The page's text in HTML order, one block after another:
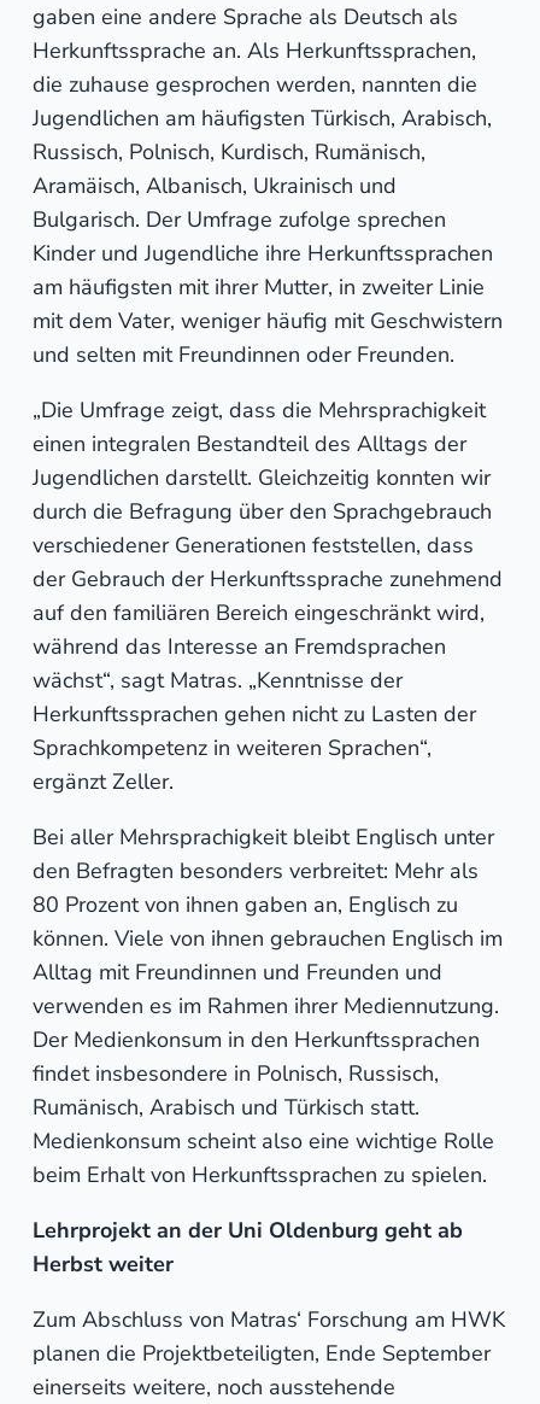
gaben eine andere Sprache als Deutsch als
Herkunftssprache an. Als Herkunftssprachen,
die zuhause gesprochen werden, nannten die
Jugendlichen am häufigsten Türkisch, Arabisch,
Russisch, Polnisch, Kurdisch, Rumänisch,
Aramäisch, Albanisch, Ukrainisch und
Bulgarisch. Der Umfrage zufolge sprechen
Kinder und Jugendliche ihre Herkunftssprachen
am häufigsten mit ihrer Mutter, in zweiter Linie
mit dem Vater, weniger häufig mit Geschwistern
und selten mit Freundinnen oder Freunden.
„Die Umfrage zeigt, dass die Mehrsprachigkeit
einen integralen Bestandteil des Alltags der
Jugendlichen darstellt. Gleichzeitig konnten wir
durch die Befragung über den Sprachgebrauch
verschiedener Generationen feststellen, dass
der Gebrauch der Herkunftssprache zunehmend
auf den familiären Bereich eingeschränkt wird,
während das Interesse an Fremdsprachen
wächst“, sagt Matras. „Kenntnisse der
Herkunftssprachen gehen nicht zu Lasten der
Sprachkompetenz in weiteren Sprachen“,
ergänzt Zeller.
Bei aller Mehrsprachigkeit bleibt Englisch unter
den Befragten besonders verbreitet: Mehr als
80 Prozent von ihnen gaben an, Englisch zu
können. Viele von ihnen gebrauchen Englisch im
Alltag mit Freundinnen und Freunden und
verwenden es im Rahmen ihrer Mediennutzung.
Der Medienkonsum in den Herkunftssprachen
findet insbesondere in Polnisch, Russisch,
Rumänisch, Arabisch und Türkisch statt.
Medienkonsum scheint also eine wichtige Rolle
beim Erhalt von Herkunftssprachen zu spielen.
Lehrprojekt an der Uni Oldenburg geht ab
Herbst weiter
Zum Abschluss von Matras‘ Forschung am HWK
planen die Projektbeteiligten, Ende September
einerseits weitere, noch ausstehende